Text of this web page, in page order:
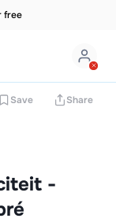
free
Save Share
-